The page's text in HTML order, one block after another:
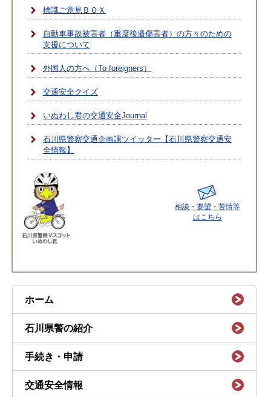
標識ご意見ＢＯＸ
自動車事故被害者（重度後遺傷害者）の方々のための
支援について
外国人の方へ（To foreigners）
交通安全クイズ
いぬわし君の交通安全Journal
石川県警察交通企画課ツイッター【石川県警察交通安
全情報】
相談・要望・苦情等
はこちら
ホーム
石川県警の紹介
手続き・申請
交通安全情報